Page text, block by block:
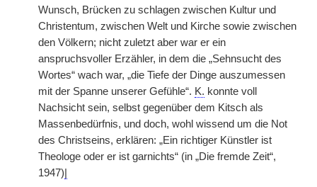
Wunsch, Brücken zu schlagen zwischen Kultur und
Christentum, zwischen Welt und Kirche sowie zwischen
den Völkern; nicht zuletzt aber war er ein
anspruchsvoller Erzähler, in dem die „Sehnsucht des
Wortes“ wach war, „die Tiefe der Dinge auszumessen
mit der Spanne unserer Gefühle“. K. konnte voll
Nachsicht sein, selbst gegenüber dem Kitsch als
Massenbedürfnis, und doch, wohl wissend um die Not
des Christseins, erklären: „Ein richtiger Künstler ist
Theologe oder er ist garnichts“ (in „Die fremde Zeit“,
1947)